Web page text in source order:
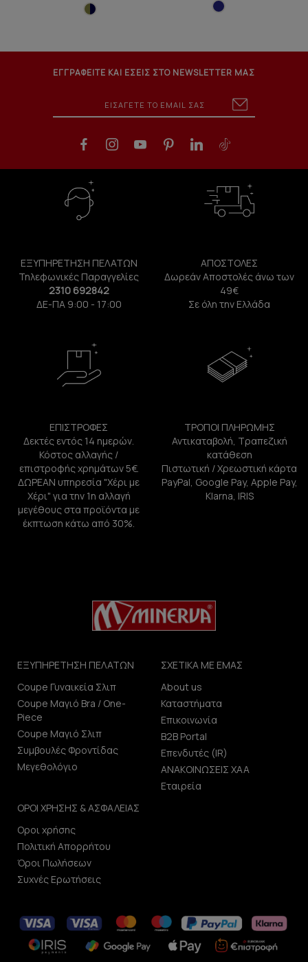
ΕΓΓΡΑΦΕΙΤΕ ΚΑΙ ΕΣΕΙΣ ΣΤΟ NEWSLETTER ΜΑΣ
ΕΞΥΠΗΡΕΤΗΣΗ ΠΕΛΑΤΩΝ
Τηλεφωνικές Παραγγελίες
2310 692842
ΔΕ-ΠΑ 9:00 - 17:00
ΑΠΟΣΤΟΛΕΣ
Δωρεάν Αποστολές άνω των
49€
Σε όλη την Ελλάδα
ΕΠΙΣΤΡΟΦΕΣ
Δεκτές εντός 14 ημερών.
Κόστος αλλαγής /
επιστροφής χρημάτων 5€.
ΔΩΡΕΑΝ υπηρεσία "Χέρι με
Χέρι" για την 1η αλλαγή
μεγέθους στα προϊόντα με
έκπτωση κάτω από 30%.
ΤΡΟΠΟΙ ΠΛΗΡΩΜΗΣ
Αντικαταβολή, Τραπεζική
κατάθεση
Πιστωτική / Χρεωστική κάρτα
PayPal, Google Pay, Apple Pay,
Klarna, IRIS
ΕΞΥΠΗΡΕΤΗΣΗ ΠΕΛΑΤΩΝ
Coupe Γυναικεία Σλιπ
Coupe Μαγιό Bra / One-
Piece
Coupe Μαγιό Σλιπ
Συμβουλές Φροντίδας
Μεγεθολόγιο
ΣΧΕΤΙΚΑ ΜΕ ΕΜΑΣ
About us
Καταστήματα
Επικοινωνία
B2B Portal
Επενδυτές (IR)
ΑΝΑΚΟΙΝΩΣΕΙΣ ΧΑΑ
Εταιρεία
ΟΡΟΙ ΧΡΗΣΗΣ & ΑΣΦΑΛΕΙΑΣ
Οροι χρήσης
Πολιτική Απορρήτου
Όροι Πωλήσεων
Συχνές Ερωτήσεις